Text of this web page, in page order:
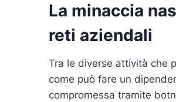
La minaccia
reti aziendali
Tra le diverse attività che
come può fare un
compromessa tramite